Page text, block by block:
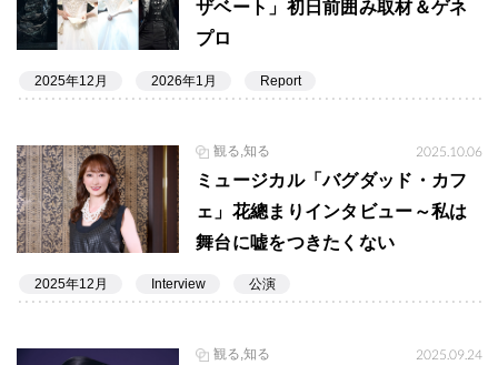
ザベート」初日前囲み取材＆ゲネ
プロ
2025年12月 2026年1月 Report
観る,知る 2025.10.06
ミュージカル「バグダッド・カフ
ェ」花總まりインタビュー～私は
舞台に嘘をつきたくない
2025年12月 Interview 公演
観る,知る 2025.09.24